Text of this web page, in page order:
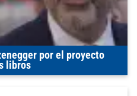
por el proyecto
libros